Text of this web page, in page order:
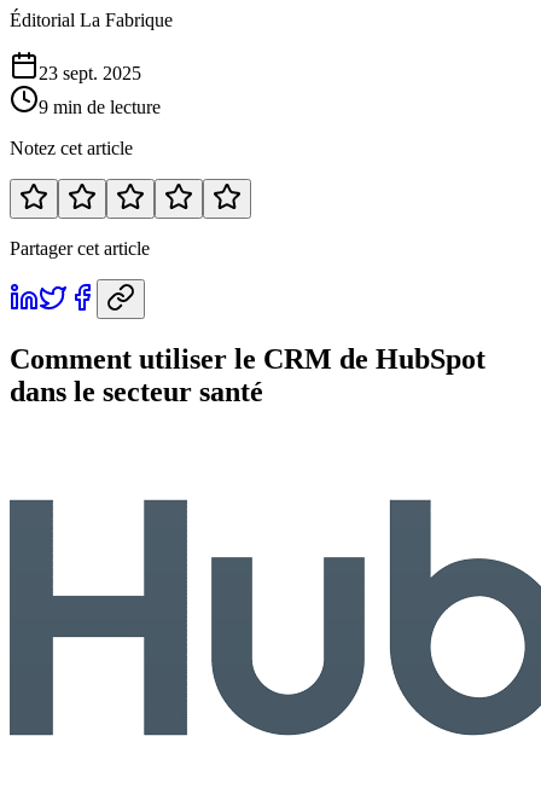
Éditorial La Fabrique
23 sept. 2025
9 min de lecture
Notez cet article
Partager cet article
Comment utiliser le CRM de HubSpot
dans le secteur santé